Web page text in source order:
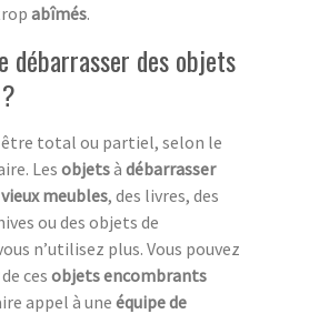
abîmés.
débarrasser des objets
total ou partiel, selon le
Les objetsà débarrasser
vieux meubles, des livres, des
ou des objets de
n’utilisez plus. Vous pouvez
de ces objets encombrants
appel à une équipe de